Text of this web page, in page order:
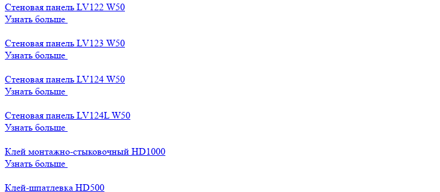
Стеновая панель LV122 W50
Узнать больше
Стеновая панель LV123 W50
Узнать больше
Стеновая панель LV124 W50
Узнать больше
Стеновая панель LV124L W50
Узнать больше
Клей монтажно-стыковочный HD1000
Узнать больше
Клей-шпатлевка HD500